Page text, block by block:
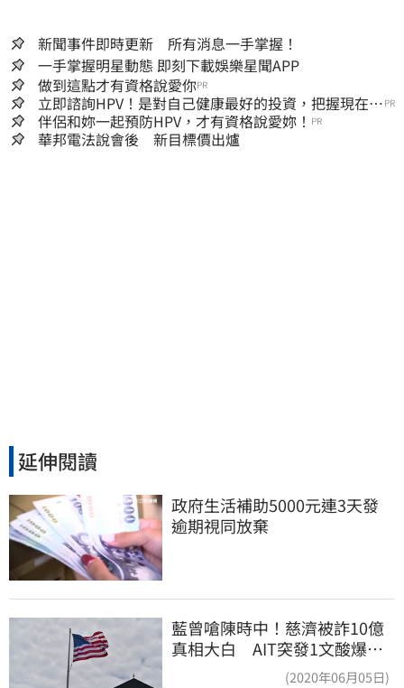
新聞事件即時更新 所有消息一手掌握！
一手掌握明星動態 即刻下載娛樂星聞APP
做到這點才有資格說愛你PR
立即諮詢HPV！是對自己健康最好的投資，把握現在不
嫌晚！
PR
伴侶和妳一起預防HPV，才有資格說愛妳！ PR
華邦電法說會後 新目標價出爐
延伸閱讀
政府生活補助5000元連3天發
逾期視同放棄
藍曾嗆陳時中！慈濟被詐10億
真相大白 AIT突發1文酸爆…
(2020年06月05日)